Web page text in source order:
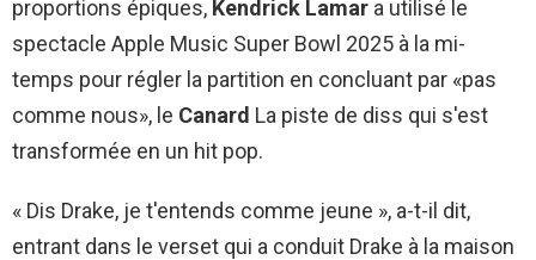
proportions épiques, Kendrick Lamar a utilisé le
spectacle Apple Music Super Bowl 2025 à la mi-
temps pour régler la partition en concluant par «pas
comme nous», le Canard La piste de diss qui s'est
transformée en un hit pop.
« Dis Drake, je t'entends comme jeune », a-t-il dit,
entrant dans le verset qui a conduit Drake à la maison